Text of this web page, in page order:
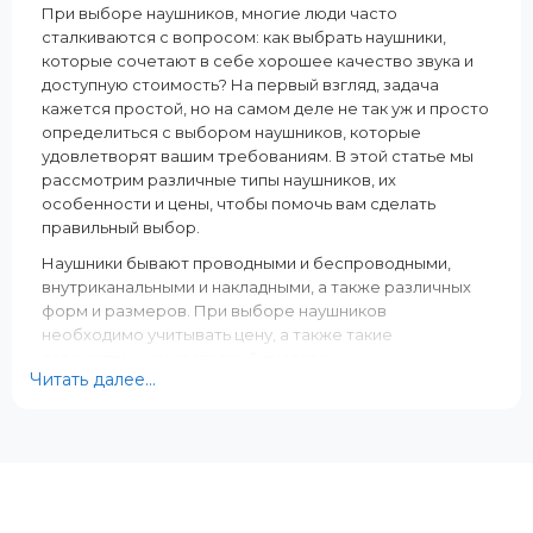
Вес, г:
197 г
Тип подключения:
Беспроводные
Вес, г:
113
Тип подключения:
Проводной
При выборе наушников, многие люди часто
сталкиваются с вопросом: как выбрать наушники,
которые сочетают в себе хорошее качество звука и
доступную стоимость? На первый взгляд, задача
кажется простой, но на самом деле не так уж и просто
определиться с выбором наушников, которые
удовлетворят вашим требованиям. В этой статье мы
рассмотрим различные типы наушников, их
особенности и цены, чтобы помочь вам сделать
правильный выбор.
Наушники бывают проводными и беспроводными,
внутриканальными и накладными, а также различных
форм и размеров. При выборе наушников
необходимо учитывать цену, а также такие
чувствительность, сопротивление и дополнительные
Читать далее...